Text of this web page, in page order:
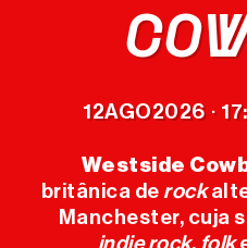
12AGO2026 ·
Westside
britânica de rock
Manchester, cuja
indie rock, folk